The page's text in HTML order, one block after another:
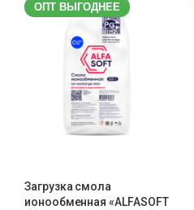
ОПТ ВЫГОДНЕЕ
Загрузка смола
ионообменная «ALFASOFT